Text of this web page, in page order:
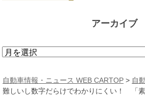
アーカイブ
ア
カ
イ
自動車情報・ニュース WEB CARTOP > 自
難しいし数字だらけでわかりにくい！ 「